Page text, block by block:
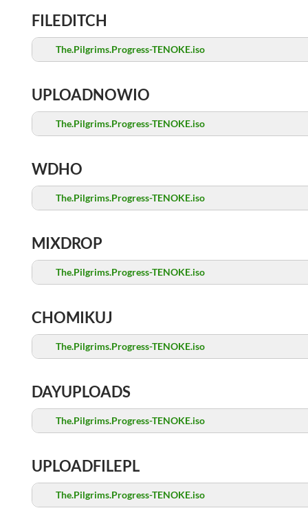
FILEDITCH
The.Pilgrims.Progress-TENOKE.iso
UPLOADNOWIO
The.Pilgrims.Progress-TENOKE.iso
WDHO
The.Pilgrims.Progress-TENOKE.iso
MIXDROP
The.Pilgrims.Progress-TENOKE.iso
CHOMIKUJ
The.Pilgrims.Progress-TENOKE.iso
DAYUPLOADS
The.Pilgrims.Progress-TENOKE.iso
UPLOADFILEPL
The.Pilgrims.Progress-TENOKE.iso